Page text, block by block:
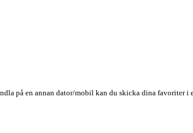
på en annan dator/mobil kan du skicka dina